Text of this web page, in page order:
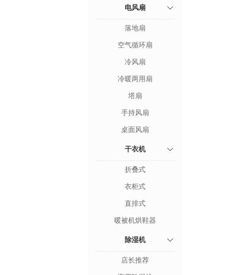
电风扇
落地扇
空气循环扇
冷风扇
冷暖两用扇
塔扇
手持风扇
桌面风扇
干衣机
折叠式
衣柜式
直排式
暖被机烘鞋器
除湿机
店长推荐